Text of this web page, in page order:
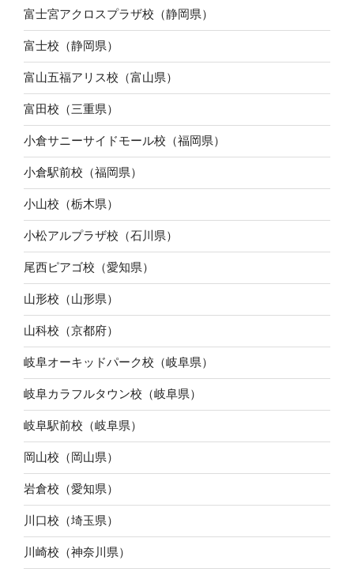
富士宮アクロスプラザ校（静岡県）
富士校（静岡県）
富山五福アリス校（富山県）
富田校（三重県）
小倉サニーサイドモール校（福岡県）
小倉駅前校（福岡県）
小山校（栃木県）
小松アルプラザ校（石川県）
尾西ピアゴ校（愛知県）
山形校（山形県）
山科校（京都府）
岐阜オーキッドパーク校（岐阜県）
岐阜カラフルタウン校（岐阜県）
岐阜駅前校（岐阜県）
岡山校（岡山県）
岩倉校（愛知県）
川口校（埼玉県）
川崎校（神奈川県）